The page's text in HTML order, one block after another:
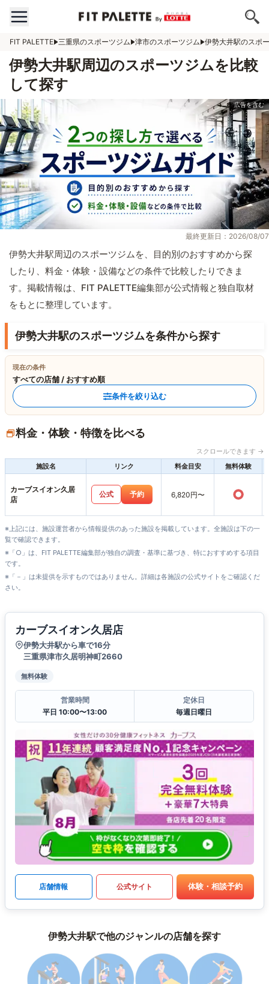
FIT PALETTE 三重県のスポーツジム 津市のスポーツジム 伊勢大井駅のスポ
伊勢大井駅周辺のスポーツジムを比較
して探す
最終更新日：2026/08/07
伊勢大井駅周辺のスポーツジムを、目的別のおすすめから探
したり、料金・体験・設備などの条件で比較したりできま
す。掲載情報は、FIT PALETTE編集部が公式情報と独自取材
をもとに整理しています。
伊勢大井駅のスポーツジムを条件から探す
現在の条件
すべての店舗 / おすすめ順
条件を絞り込む
料金・体験・特徴を比べる
スクロールできます →
施設名
リンク 料金目安 無料体験
カーブスイオン久居
店
公式 予約 6,820円〜 ○
※上記には、施設運営者から情報提供のあった施設を掲載しています。全施設は下の一
覧で確認できます。
※「○」は、FIT PALETTE編集部が独自の調査・基準に基づき、特におすすめする項目
です。
※「－」は未提供を示すものではありません。詳細は各施設の公式サイトをご確認くだ
さい。
カーブスイオン久居店
伊勢大井駅から車で16分
三重県津市久居明神町2660
無料体験
営業時間
平日 10:00〜13:00
定休日
毎週日曜日
店舗情報 公式サイト 体験・相談予約
伊勢大井駅で他のジャンルの店舗を探す